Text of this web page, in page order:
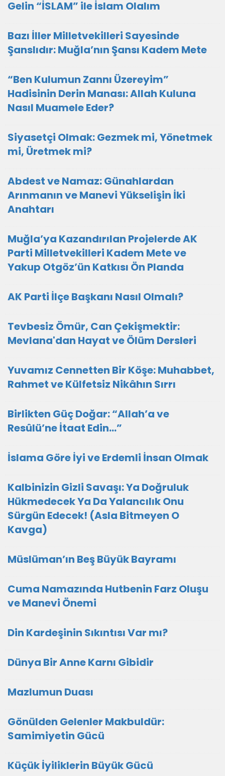
Gelin “İSLAM” ile İslam Olalım
Bazı İller Milletvekilleri Sayesinde
Şanslıdır: Muğla’nın Şansı Kadem Mete
“Ben Kulumun Zannı Üzereyim”
Hadisinin Derin Manası: Allah Kuluna
Nasıl Muamele Eder?
Siyasetçi Olmak: Gezmek mi, Yönetmek
mi, Üretmek mi?
Abdest ve Namaz: Günahlardan
Arınmanın ve Manevi Yükselişin İki
Anahtarı
Muğla’ya Kazandırılan Projelerde AK
Parti Milletvekilleri Kadem Mete ve
Yakup Otgöz’ün Katkısı Ön Planda
AK Parti İlçe Başkanı Nasıl Olmalı?
Tevbesiz Ömür, Can Çekişmektir:
Mevlana'dan Hayat ve Ölüm Dersleri
Yuvamız Cennetten Bir Köşe: Muhabbet,
Rahmet ve Külfetsiz Nikâhın Sırrı
Birlikten Güç Doğar: “Allah’a ve
Resûlü’ne İtaat Edin…”
İslama Göre İyi ve Erdemli İnsan Olmak
Kalbinizin Gizli Savaşı: Ya Doğruluk
Hükmedecek Ya Da Yalancılık Onu
Sürgün Edecek! (Asla Bitmeyen O
Kavga)
Müslüman’ın Beş Büyük Bayramı
Cuma Namazında Hutbenin Farz Oluşu
ve Manevi Önemi
Din Kardeşinin Sıkıntısı Var mı?
Dünya Bir Anne Karnı Gibidir
Mazlumun Duası
​Gönülden Gelenler Makbuldür:
Samimiyetin Gücü
Küçük İyiliklerin Büyük Gücü